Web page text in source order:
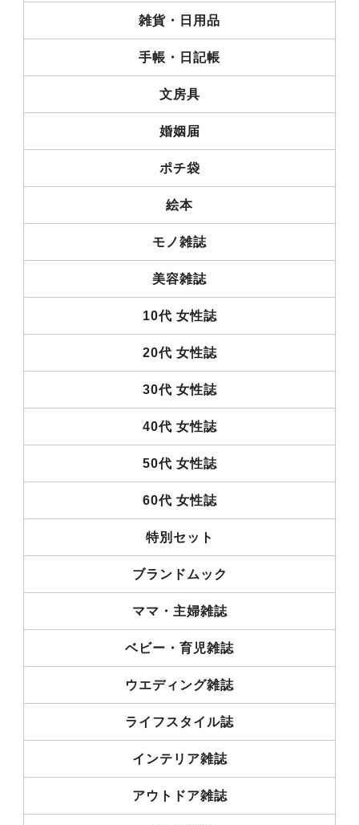
雑貨・日用品
手帳・日記帳
文房具
婚姻届
ポチ袋
絵本
モノ雑誌
美容雑誌
10代 女性誌
20代 女性誌
30代 女性誌
40代 女性誌
50代 女性誌
60代 女性誌
特別セット
ブランドムック
ママ・主婦雑誌
ベビー・育児雑誌
ウエディング雑誌
ライフスタイル誌
インテリア雑誌
アウトドア雑誌